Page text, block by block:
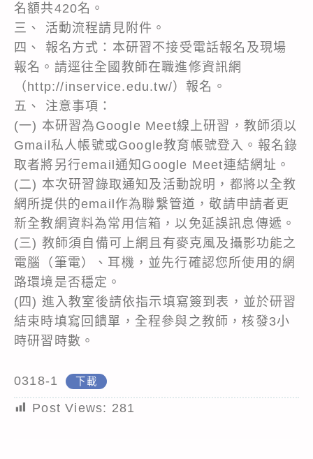
名額共420名。
三、 活動流程請見附件。
四、 報名方式：本研習不接受電話報名及現場
報名。請逕往全國教師在職進修資訊網
（http://inservice.edu.tw/）報名。
五、 注意事項：
(一) 本研習為Google Meet線上研習，教師須以
Gmail私人帳號或Google教育帳號登入。報名錄
取者將另行email通知Google Meet連結網址。
(二) 本次研習錄取通知及活動說明，都將以全教
網所提供的email作為聯繫管道，敬請申請者更
新全教網資料為常用信箱，以免延誤訊息傳遞。
(三) 教師須自備可上網且有麥克風及攝影功能之
電腦（筆電）、耳機，並先行確認您所使用的網
路環境是否穩定。
(四) 進入教室後請依指示填寫簽到表，並於研習
結束時填寫回饋單，全程參與之教師，核發3小
時研習時數。
0318-1 下載
Post Views: 281